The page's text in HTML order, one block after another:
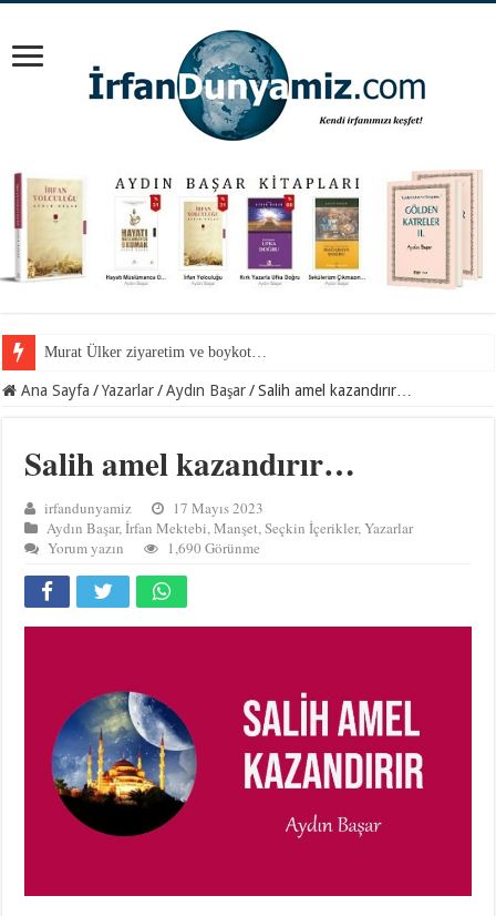
Mevlana Hazretlerini nerede arayalım?
Ana Sayfa / Yazarlar / Aydın Başar / Salih amel kazandırır…
Salih amel kazandırır…
irfandunyamiz
17 Mayıs 2023
Aydın Başar,İrfan Mektebi,Manşet,Seçkin İçerikler,Yazarlar
Yorum yazın
1,690 Görünme